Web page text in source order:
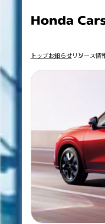
トップお知らせリリース情